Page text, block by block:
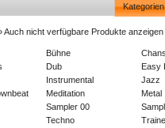
Kategorien
Auch nicht verfügbare Produkte anzeigen
Bühne
Dub
Easy
Instrumental
Jazz
Meditation
Metal
Sampler 00
Techno